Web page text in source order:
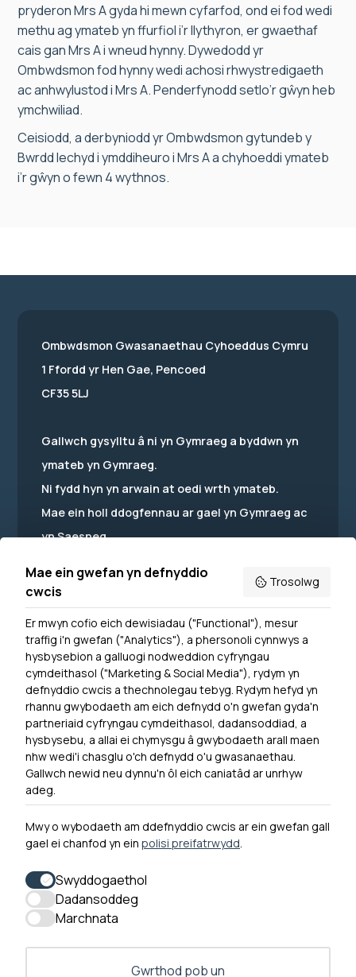
pryderon Mrs A gyda hi mewn cyfarfod, ond ei fod wedi
methu ag ymateb yn ffurfiol i’r llythyron, er gwaethaf
cais gan Mrs A i wneud hynny. Dywedodd yr
Ombwdsmon fod hynny wedi achosi rhwystredigaeth
ac anhwylustod i Mrs A. Penderfynodd setlo’r gŵyn heb
ymchwiliad.
Ceisiodd, a derbyniodd yr Ombwdsmon gytundeb y
Bwrdd Iechyd i ymddiheuro i Mrs A a chyhoeddi ymateb
i’r gŵyn o fewn 4 wythnos.
Dewislen Troedyn
Newyddion
Ymuno â ni
Hygyrchedd
Hysbysiad Preifatrwydd
Cysylltu â ni
0300 790 0203 Mae ein llinell ffôn ar agor rhwng 10yb-
4yp Dydd Llun - Dydd Gwener
Ombwdsmon Gwasanaethau Cyhoeddus Cymru
1 Ffordd yr Hen Gae, Pencoed
CF35 5LJ
Gallwch gysylltu â ni yn Gymraeg a byddwn yn
ymateb yn Gymraeg.
Ni fydd hyn yn arwain at oedi wrth ymateb.
Mae ein holl ddogfennau ar gael yn Gymraeg ac
yn Saesneg.
Powered by Translate
Mae ein gwefan yn defnyddio
cwcis
Trosolwg
Er mwyn cofio eich dewisiadau ("Functional"), mesur
traffig i'n gwefan ("Analytics"), a phersonoli cynnwys a
hysbysebion a galluogi nodweddion cyfryngau
cymdeithasol ("Marketing & Social Media"), rydym yn
defnyddio cwcis a thechnolegau tebyg. Rydym hefyd yn
rhannu gwybodaeth am eich defnydd o'n gwefan gyda'n
partneriaid cyfryngau cymdeithasol, dadansoddiad, a
hysbysebu, a allai ei chymysgu â gwybodaeth arall maen
nhw wedi'i chasglu o'ch defnydd o'u gwasanaethau.
Gallwch newid neu dynnu'n ôl eich caniatâd ar unrhyw
adeg.
Mwy o wybodaeth am ddefnyddio cwcis ar ein gwefan gall
gael ei chanfod yn ein polisi preifatrwydd.
Swyddogaethol
Dadansoddeg
Marchnata
Gwrthod pob un